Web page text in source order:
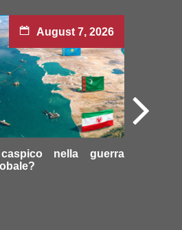
August 7, 2026
nella guerra